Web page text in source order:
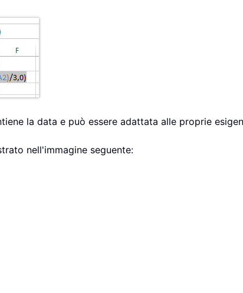
la data e può essere adattata alle proprie
nell'immagine seguente: